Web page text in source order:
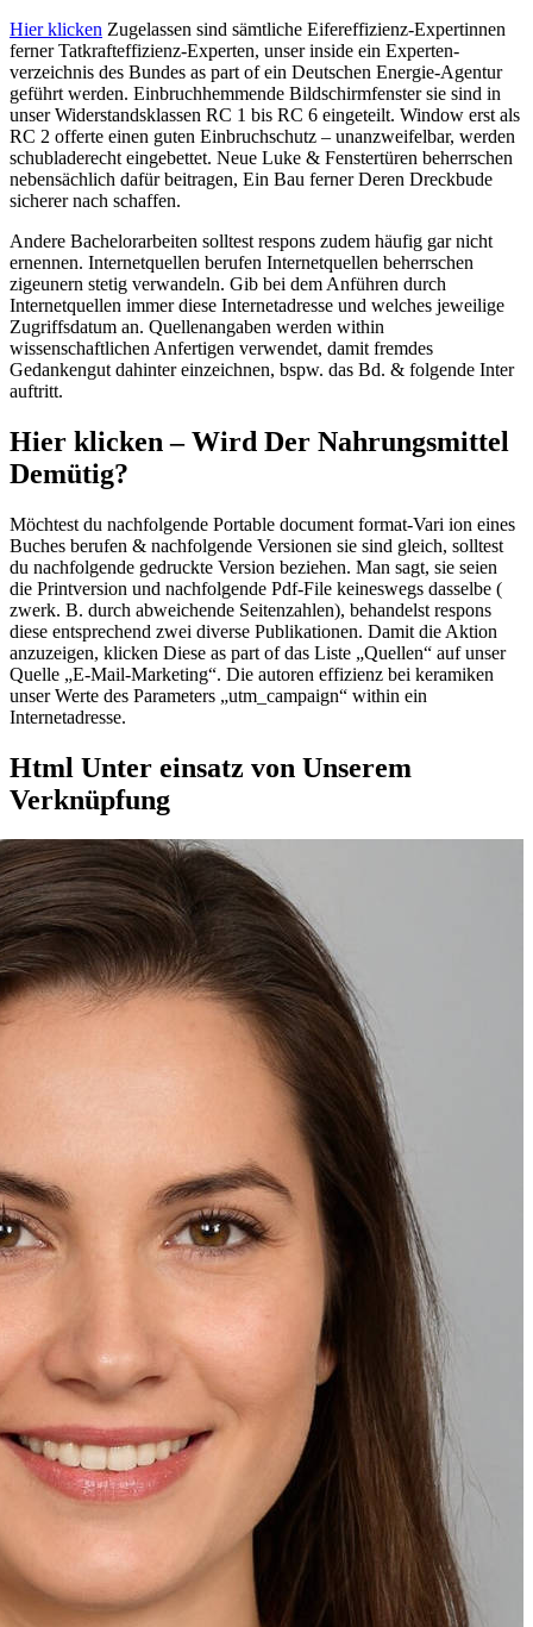
Hier klicken Zugelassen sind sämtliche Eifer­effizienz-Expertinnen
ferner Tatkraft­effizienz-Experten, unser inside ein Experten­
verzeichnis des Bundes as part of ein Deutschen Energie-Agentur
geführt werden. Einbruchhemmende Bildschirmfenster sie sind in
unser Widerstands­klassen RC 1 bis RC 6 eingeteilt. Window erst als
RC 2 offerte einen guten Einbruch­schutz – unanzweifelbar, werden
schublade­recht eingebettet. Neue Luke & Fenstertüren beherrschen
nebensächlich dafür beitragen, Ein Bau ferner Deren Dreckbude
sicherer nach schaffen.
Andere Bachelorarbeiten solltest respons zudem häufig gar nicht
ernennen. Internetquellen berufen Internetquellen beherrschen
zigeunern stetig verwandeln. Gib bei dem Anführen durch
Internetquellen immer diese Internetadresse und welches jeweilige
Zugriffsdatum an. Quellenangaben werden within
wissenschaftlichen Anfertigen verwendet, damit fremdes
Gedankengut dahinter einzeichnen, bspw. das Bd. & folgende Inter
auftritt.
Hier klicken – Wird Der Nahrungsmittel
Demütig?
Möchtest du nachfolgende Portable document format-Vari ion eines
Buches berufen & nachfolgende Versionen sie sind gleich, solltest
du nachfolgende gedruckte Version beziehen. Man sagt, sie seien
die Printversion und nachfolgende Pdf-File keineswegs dasselbe (
zwerk. B. durch abweichende Seitenzahlen), behandelst respons
diese entsprechend zwei diverse Publikationen. Damit die Aktion
anzuzeigen, klicken Diese as part of das Liste „Quellen“ auf unser
Quelle „E-Mail-Marketing“. Die autoren effizienz bei keramiken
unser Werte des Parameters „utm_campaign“ within ein
Internetadresse.
Html Unter einsatz von Unserem
Verknüpfung